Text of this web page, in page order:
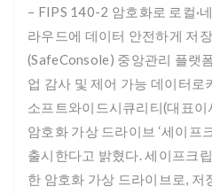
– FIPS 140-2 암호화로 로컬·
라우드에 데이터 안전하게 저
(SafeConsole) 중앙관리 플랫
업 감사 및 제어 가능 데이터
소프트와이드시큐리티(대표
암호화 가상 드라이브 ‘세이프
출시한다고 밝혔다. 세이프크
한 암호화 가상 드라이브로, 저